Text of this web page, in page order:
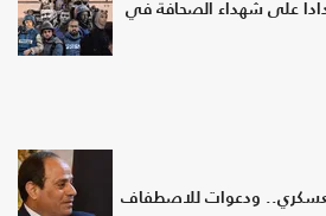
حدادا على شهداء الصحافة في
ودعوات للاصطفاف